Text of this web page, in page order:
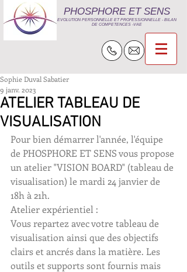
PHOSPHORE ET SENS
EVOLUTION PERSONNELLE ET PROFESSIONNELLE - BILAN
DE COMPETENCES -VAE
ATELIER TABLEAU DE
VISUALISATION
Sophie Duval Sabatier
9 janv. 2023
Pour bien démarrer l'année, l'équipe
de PHOSPHORE ET SENS vous propose
un atelier "VISION BOARD" (tableau de
visualisation) le mardi 24 janvier de
18h à 21h.
Atelier expérientiel :
Vous repartez avec votre tableau de
visualisation ainsi que des objectifs
clairs et ancrés dans la matière. Les
outils et supports sont fournis mais